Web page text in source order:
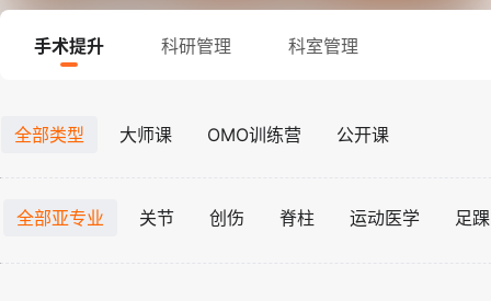
手术提升 科研管理 科室管理
全部类型 大师课 OMO训练营 公开课
全部亚专业 关节 创伤 脊柱 运动医学 足踝